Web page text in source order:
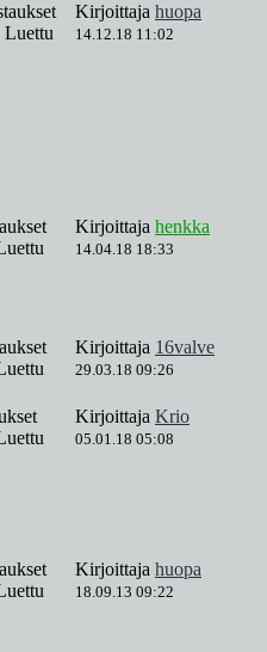
Luettu
Kirjoittaja huopa
14.12.18 11:02
Kirjoittaja henkka
14.04.18 18:33
Kirjoittaja 16valve
29.03.18 09:26
Kirjoittaja Krio
05.01.18 05:08
Kirjoittaja huopa
18.09.13 09:22